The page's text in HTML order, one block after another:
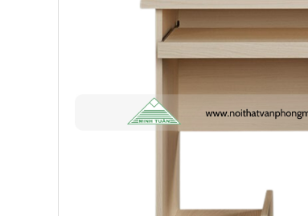
51 Ngô Quyền đã mua 4 giờ trước
47 Mai Hắc Đế đã mua 5 giờ trước